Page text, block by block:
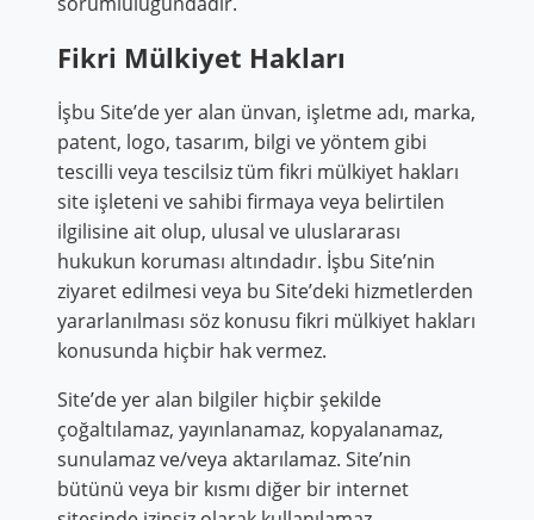
Fikri Mülkiyet Hakları
İşbu Site’de yer alan ünvan, işletme adı, marka,
patent, logo, tasarım, bilgi ve yöntem gibi
tescilli veya tescilsiz tüm fikri mülkiyet hakları
site işleteni ve sahibi firmaya veya belirtilen
ilgilisine ait olup, ulusal ve uluslararası
hukukun koruması altındadır. İşbu Site’nin
ziyaret edilmesi veya bu Site’deki hizmetlerden
yararlanılması söz konusu fikri mülkiyet hakları
konusunda hiçbir hak vermez.
Site’de yer alan bilgiler hiçbir şekilde
çoğaltılamaz, yayınlanamaz, kopyalanamaz,
sunulamaz ve/veya aktarılamaz. Site’nin
bütünü veya bir kısmı diğer bir internet